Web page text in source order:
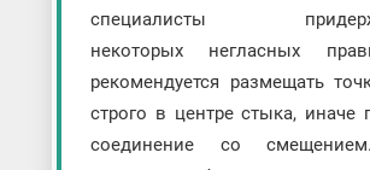
специалисты
некоторых негласных
рекомендуется размещать
строго в центре стыка, иначе
соединение со